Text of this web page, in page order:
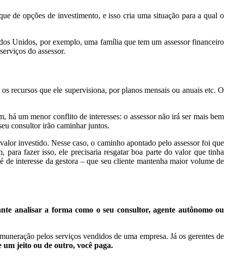
de opções de investimento, e isso cria uma situação para a qual o
Unidos, por exemplo, uma família que tem um assessor financeiro
do assessor.
recursos que ele supervisiona, por planos mensais ou anuais etc. O
há um menor conflito de interesses: o assessor não irá ser mais bem
consultor irão caminhar juntos.
investido. Nesse caso, o caminho apontado pelo assessor foi que
fazer isso, ele precisaria resgatar boa parte do valor que tinha
interesse da gestora – que seu cliente mantenha maior volume de
analisar a forma como o seu consultor, agente autônomo ou
pelos serviços vendidos de uma empresa. Já os gerentes de
um jeito ou de outro, você paga.